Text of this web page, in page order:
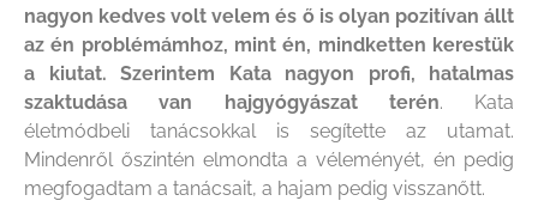
nagyon kedves volt velem és ő is olyan pozitívan állt
az én problémámhoz, mint én, mindketten kerestük
a kiutat. Szerintem Kata nagyon profi, hatalmas
szaktudása van hajgyógyászat terén. Kata
életmódbeli tanácsokkal is segítette az utamat.
Mindenről őszintén elmondta a véleményét, én pedig
megfogadtam a tanácsait, a hajam pedig visszanőtt.